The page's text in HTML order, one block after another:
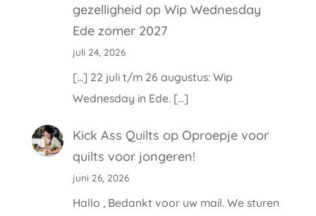
gezelligheid opWip Wednesday
Ede zomer 2027
juli 24, 2026
[…] 22 juli t/m 26 augustus: Wip
Wednesday in Ede. […]
Kick Ass Quilts opOproepje voor
quilts voor jongeren!
juni 26, 2026
Hallo , Bedankt voor uw mail. We sturen